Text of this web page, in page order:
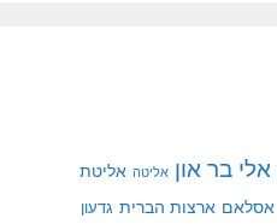
אלי בר און אליטה אליטת
אסלאם ארצות הברית גדעון